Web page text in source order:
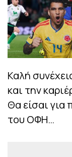
Καλή
και την
Θα είσαι για
του ΟΦΗ…